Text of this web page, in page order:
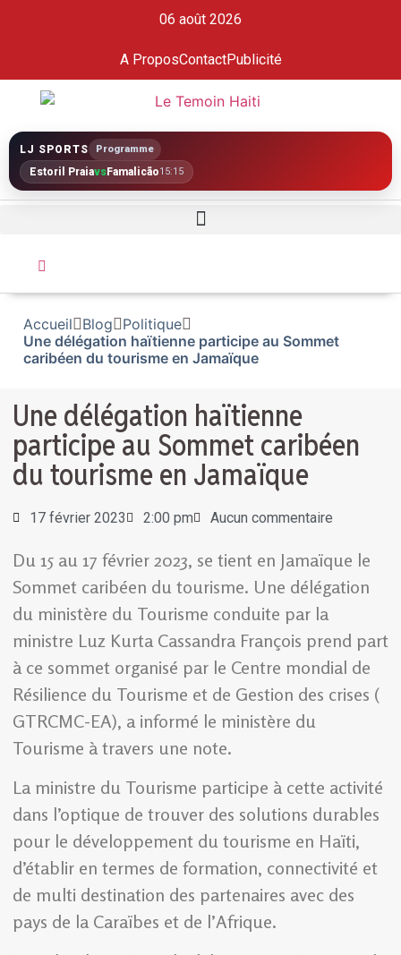
06 août 2026
A ProposContactPublicité
LJ SPORTS Programme
Estoril PraiavsFamalicão15:15
Accueil Blog
Politique
Une délégation haïtienne participe au Sommet
caribéen du tourisme en Jamaïque
Une délégation haïtienne
participe au Sommet caribéen
du tourisme en Jamaïque
17 février 2023 2:00 pm Aucun commentaire
Du 15 au 17 février 2023, se tient en Jamaïque le
Sommet caribéen du tourisme. Une délégation
du ministère du Tourisme conduite par la
ministre Luz Kurta Cassandra François prend part
à ce sommet organisé par le Centre mondial de
Résilience du Tourisme et de Gestion des crises (
GTRCMC-EA), a informé le ministère du
Tourisme à travers une note.
La ministre du Tourisme participe à cette activité
dans l’optique de trouver des solutions durables
pour le développement du tourisme en Haïti,
d’établir en termes de formation, connectivité et
de multi destination des partenaires avec des
pays de la Caraïbes et de l’Afrique.